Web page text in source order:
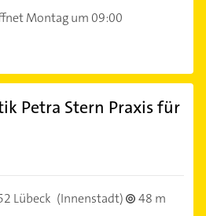
Montag um 09:00
Petra Stern Praxis für
Lübeck (Innenstadt)
48 m